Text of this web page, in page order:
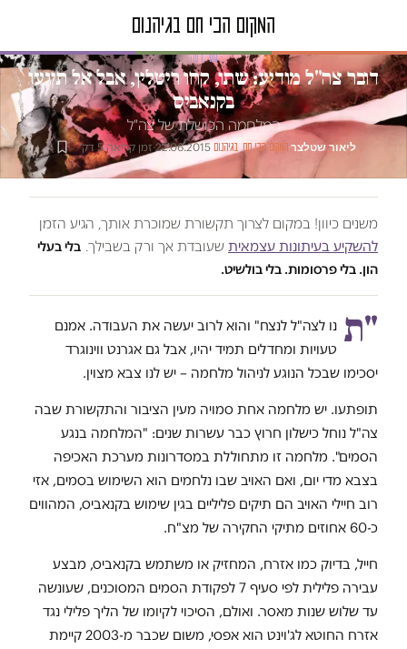
טור דעה
דובר צה"ל מודיע: שתו, קחו ריטלין, אבל אל תיגעו
בקנאביס
המלחמה הכושלת של צה"ל
ליאור שטלצר·המקום הכי חם בגיהנום ·
22.06.2015
·זמן קריאה 5 דק׳
משנים כיוון! במקום לצרוך תקשורת שמוכרת אותך, הגיע הזמן
להשקיע בעיתונות עצמאית שעובדת אך ורק בשבילך. בלי בעלי
הון. בלי פרסומות. בלי בולשיט.
"ת נו לצה"ל לנצח" והוא לרוב יעשה את העבודה. אמנם
טעויות ומחדלים תמיד יהיו, אבל גם אגרנט ווינוגרד
יסכימו שבכל הנוגע לניהול מלחמה – יש לנו צבא מצוין.
תופתעו. יש מלחמה אחת סמויה מעין הציבור והתקשורת שבה
צה"ל נוחל כישלון חרוץ כבר עשרות שנים: "המלחמה בנגע
הסמים". מלחמה זו מתחוללת במסדרונות מערכת האכיפה
בצבא מדי יום, ואם האויב שבו נלחמים הוא השימוש בסמים, אזי
רוב חיילי האויב הם תיקים פליליים בגין שימוש בקנאביס, המהווים
כ-60 אחוזים מתיקי החקירה של מצ"ח.
חייל, בדיוק כמו אזרח, המחזיק או משתמש בקנאביס, מבצע
עבירה פלילית לפי סעיף 7 לפקודת הסמים המסוכנים, שעונשה
עד שלוש שנות מאסר. ואולם, הסיכוי לקיומו של הליך פלילי נגד
אזרח החוטא לג'וינט הוא אפסי, משום שכבר מ-2003 קיימת